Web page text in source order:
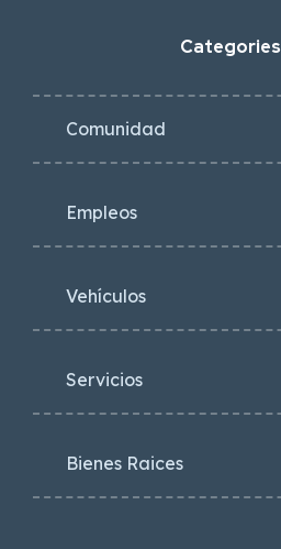
Categories
Comunidad
Empleos
Vehículos
Servicios
Bienes Raices